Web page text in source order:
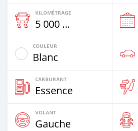
KILOMÉTRAGE
5 000 Km
COULEUR
Blanc
CARBURANT
Essence
VOLANT
Gauche